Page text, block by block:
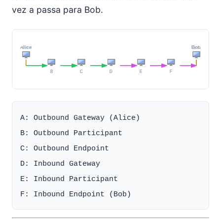
vez a passa para Bob.
A: Outbound Gateway (Alice)
B: Outbound Participant
C: Outbound Endpoint
D: Inbound Gateway
E: Inbound Participant